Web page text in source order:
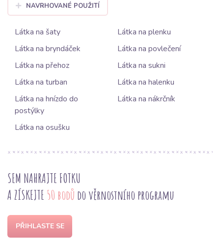
NAVRHOVANÉ POUŽITÍ
Látka na šaty
Látka na plenku
Látka na bryndáček
Látka na povlečení
Látka na přehoz
Látka na sukni
Látka na turban
Látka na halenku
Látka na hnízdo do
postýlky
Látka na nákrčník
Látka na osušku
SEM NAHRAJTE FOTKU
A ZÍSKEJTE 50 bodů do věrnostního programu
PŘIHLASTE SE